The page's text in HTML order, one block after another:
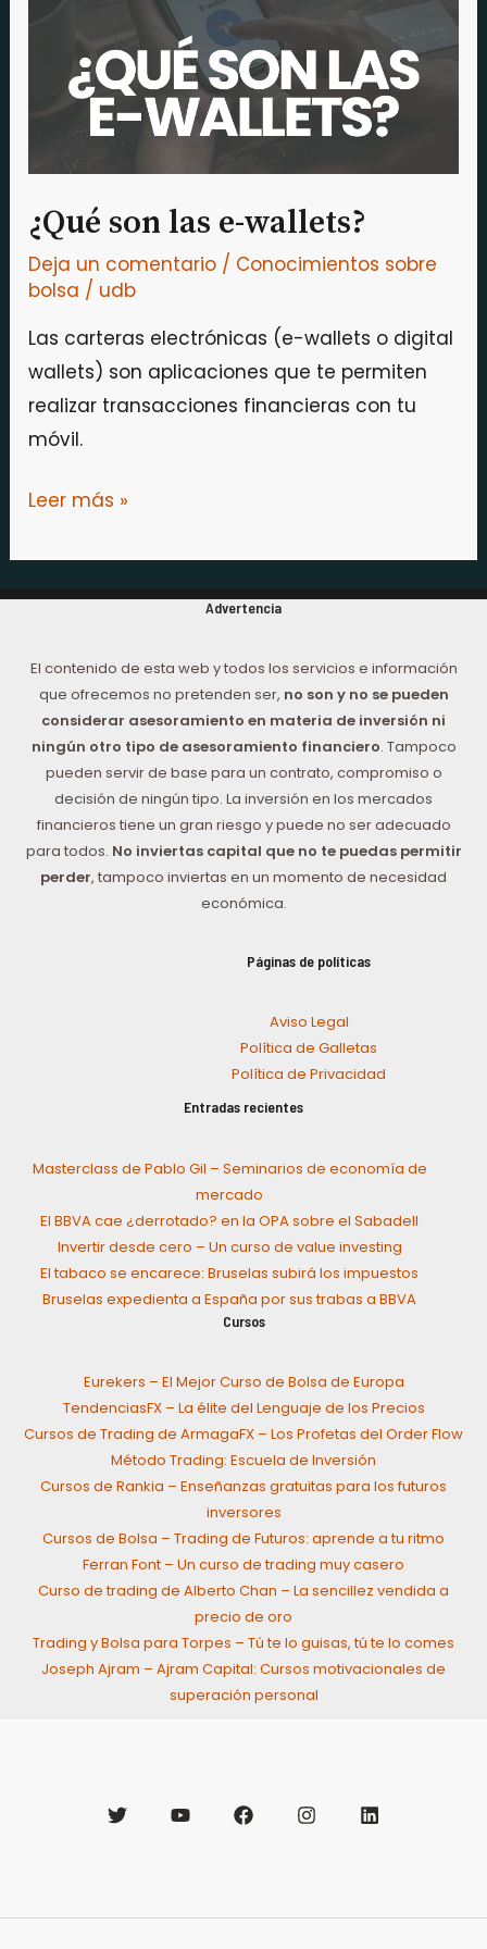
¿Qué son las e-wallets?
Deja un comentario / Conocimientos sobre
bolsa / udb
Las carteras electrónicas (e-wallets o digital
wallets) son aplicaciones que te permiten
realizar transacciones financieras con tu
móvil.
wallets?
Leer más »
Advertencia
El contenido de esta web y todos los servicios e información
que ofrecemos no pretenden ser, no son y no se pueden
considerar asesoramiento en materia de inversión ni
ningún otro tipo de asesoramiento financiero. Tampoco
pueden servir de base para un contrato, compromiso o
decisión de ningún tipo. La inversión en los mercados
financieros tiene un gran riesgo y puede no ser adecuado
para todos. No inviertas capital que no te puedas permitir
perder, tampoco inviertas en un momento de necesidad
económica.
Páginas de políticas
Aviso Legal
Política de Galletas
Política de Privacidad
Entradas recientes
Masterclass de Pablo Gil – Seminarios de economía de
mercado
El BBVA cae ¿derrotado? en la OPA sobre el Sabadell
Invertir desde cero – Un curso de value investing
El tabaco se encarece: Bruselas subirá los impuestos
Bruselas expedienta a España por sus trabas a BBVA
Cursos
Eurekers – El Mejor Curso de Bolsa de Europa
TendenciasFX – La élite del Lenguaje de los Precios
Cursos de Trading de ArmagaFX – Los Profetas del Order Flow
Método Trading: Escuela de Inversión
Cursos de Rankia – Enseñanzas gratuitas para los futuros
inversores
Cursos de Bolsa – Trading de Futuros: aprende a tu ritmo
Ferran Font – Un curso de trading muy casero
Curso de trading de Alberto Chan – La sencillez vendida a
precio de oro
Trading y Bolsa para Torpes – Tú te lo guisas, tú te lo comes
Joseph Ajram – Ajram Capital: Cursos motivacionales de
superación personal